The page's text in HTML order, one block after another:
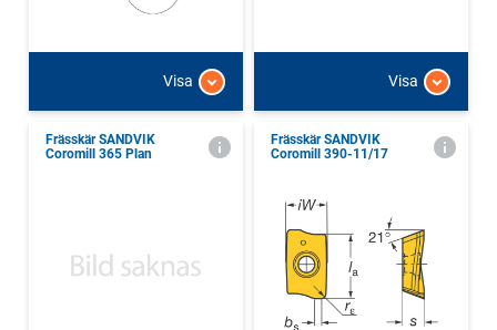
Visa Visa
Frässkär SANDVIK
Coromill 365 Plan
Frässkär SANDVIK
Coromill 390-11/17